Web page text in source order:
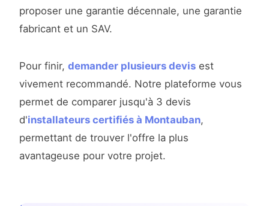
proposer une garantie décennale, une garantie
fabricant et un SAV.
Pour finir, demander plusieurs devis est
vivement recommandé. Notre plateforme vous
permet de comparer jusqu'à 3 devis
d'installateurs certifiés à Montauban,
permettant de trouver l'offre la plus
avantageuse pour votre projet.